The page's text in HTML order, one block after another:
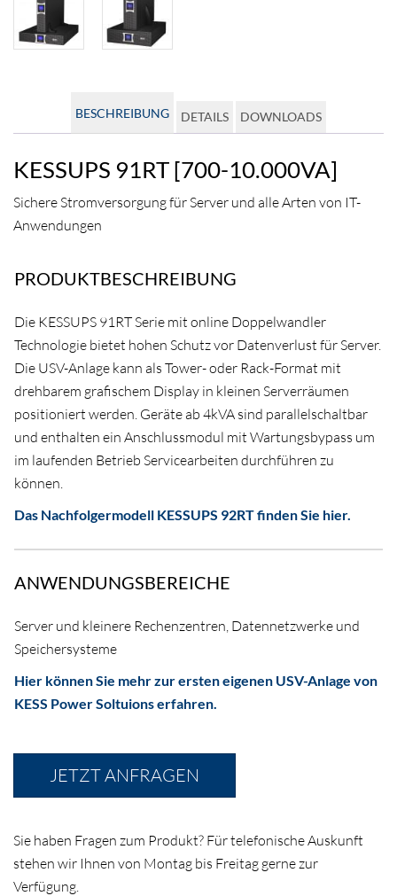
BESCHREIBUNG DETAILS DOWNLOADS
KESSUPS 91RT [700-10.000VA]
Sichere Stromversorgung für Server und alle Arten von IT-
Anwendungen
PRODUKTBESCHREIBUNG
Die KESSUPS 91RT Serie mit online Doppelwandler
Technologie bietet hohen Schutz vor Datenverlust für Server.
Die USV-Anlage kann als Tower- oder Rack-Format mit
drehbarem grafischem Display in kleinen Serverräumen
positioniert werden. Geräte ab 4kVA sind parallelschaltbar
und enthalten ein Anschlussmodul mit Wartungsbypass um
im laufenden Betrieb Servicearbeiten durchführen zu
können.
Das Nachfolgermodell KESSUPS 92RT finden Sie hier.
ANWENDUNGSBEREICHE
Server und kleinere Rechenzentren, Datennetzwerke und
Speichersysteme
Hier können Sie mehr zur ersten eigenen USV-Anlage von
KESS Power Soltuions erfahren.
JETZT ANFRAGEN
Sie haben Fragen zum Produkt? Für telefonische Auskunft
stehen wir Ihnen von Montag bis Freitag gerne zur
Verfügung.